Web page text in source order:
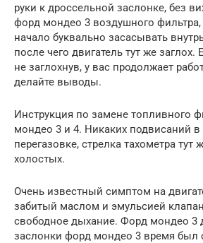
руки к дроссельной заслонке, без
форд мондео 3 воздушного
начало буквально засасывать
после чего двигатель тут же заглох.
не заглохнув, у вас продолжает
делайте выводы.
Инструкция по замене топливного
мондео 3 и 4. Никаких подвисаний в
перегазовке, стрелка тахометра тут
холостых.
Очень известный симптом на
забитый маслом и эмульсией
свободное дыхание. Форд мондео 3
заслонки форд мондео 3 время был